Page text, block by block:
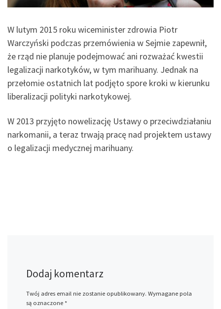
W lutym 2015 roku wiceminister zdrowia Piotr
Warczyński podczas przemówienia w Sejmie zapewnił,
że rząd nie planuje podejmować ani rozważać kwestii
legalizacji narkotyków, w tym marihuany. Jednak na
przełomie ostatnich lat podjęto spore kroki w kierunku
liberalizacji polityki narkotykowej.
W 2013 przyjęto nowelizację Ustawy o przeciwdziałaniu
narkomanii, a teraz trwają pracę nad projektem ustawy
o legalizacji medycznej marihuany.
Dodaj komentarz
Twój adres email nie zostanie opublikowany. Wymagane pola
są oznaczone *